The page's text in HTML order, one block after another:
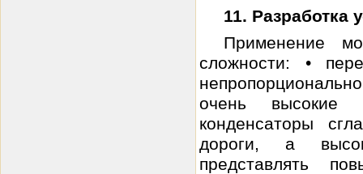
11. Разработка
Применение
сложности: •
очень высокие
конденсаторы
дороги, а
представлять